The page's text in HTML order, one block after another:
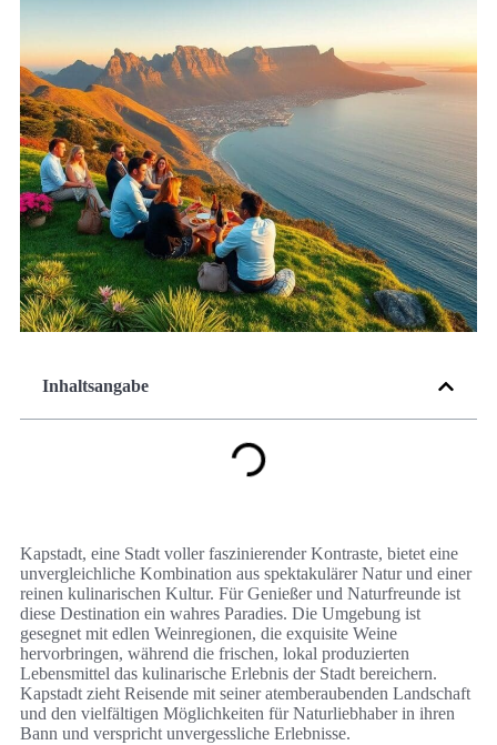
Inhaltsangabe
Kapstadt, eine Stadt voller faszinierender Kontraste, bietet eine
unvergleichliche Kombination aus spektakulärer Natur und einer
reinen kulinarischen Kultur. Für Genießer und Naturfreunde ist
diese Destination ein wahres Paradies. Die Umgebung ist
gesegnet mit edlen Weinregionen, die exquisite Weine
hervorbringen, während die frischen, lokal produzierten
Lebensmittel das kulinarische Erlebnis der Stadt bereichern.
Kapstadt zieht Reisende mit seiner atemberaubenden Landschaft
und den vielfältigen Möglichkeiten für Naturliebhaber in ihren
Bann und verspricht unvergessliche Erlebnisse.